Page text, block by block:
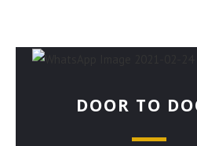
DOOR TO